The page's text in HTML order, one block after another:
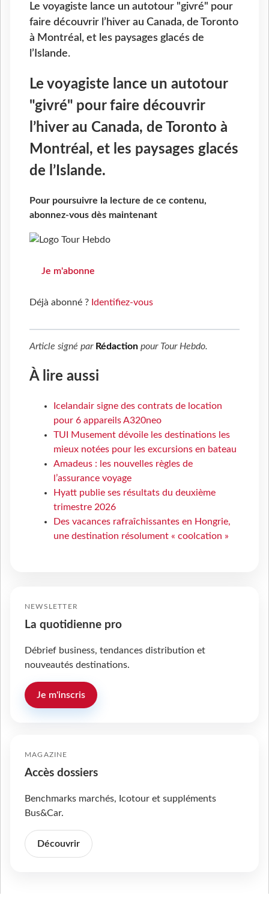
Le voyagiste lance un autotour "givré" pour
faire découvrir l’hiver au Canada, de Toronto
à Montréal, et les paysages glacés de
l’Islande.
Le voyagiste lance un autotour
"givré" pour faire découvrir
l’hiver au Canada, de Toronto à
Montréal, et les paysages glacés
de l’Islande.
Pour poursuivre la lecture de ce contenu,
abonnez-vous dès maintenant
Je m'abonne
Déjà abonné ? Identifiez-vous
Article signé par Rédaction pour Tour Hebdo.
À lire aussi
Icelandair signe des contrats de location
pour 6 appareils A320neo
TUI Musement dévoile les destinations les
mieux notées pour les excursions en bateau
Amadeus : les nouvelles règles de
l’assurance voyage
Hyatt publie ses résultats du deuxième
trimestre 2026
Des vacances rafraîchissantes en Hongrie,
une destination résolument « coolcation »
NEWSLETTER
La quotidienne pro
Débrief business, tendances distribution et
nouveautés destinations.
Je m'inscris
MAGAZINE
Accès dossiers
Benchmarks marchés, Icotour et suppléments
Bus&Car.
Découvrir